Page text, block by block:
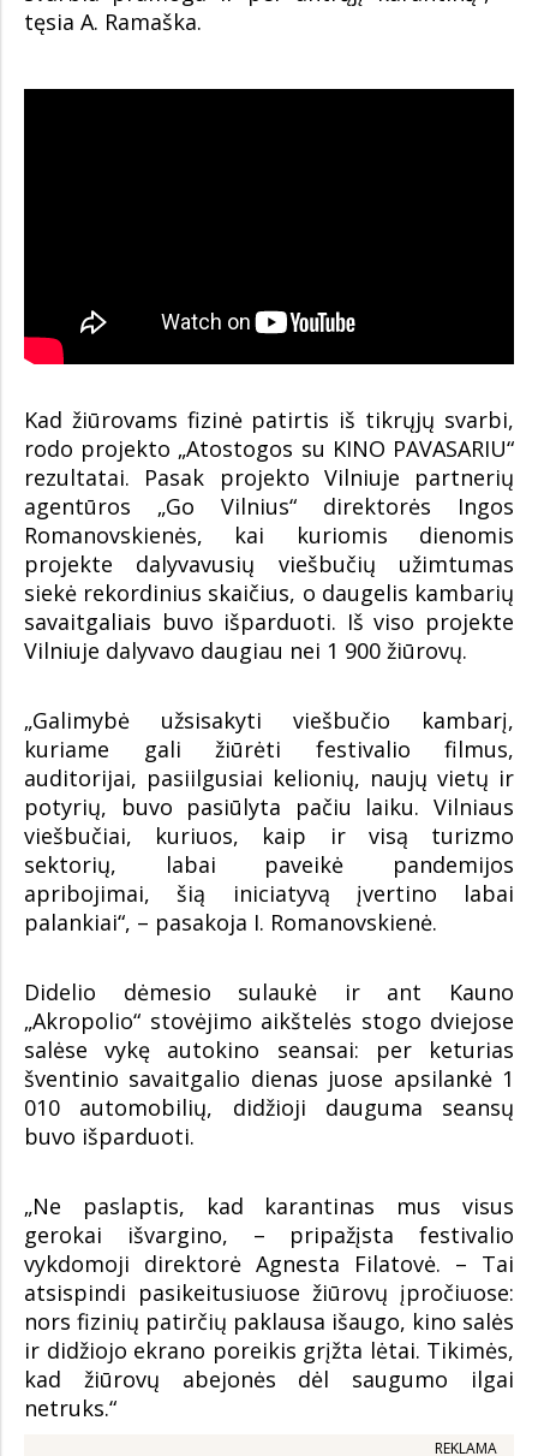
tęsia A. Ramaška.
Kad žiūrovams fizinė patirtis iš tikrųjų svarbi,
rodo projekto „Atostogos su KINO PAVASARIU“
rezultatai. Pasak projekto Vilniuje partnerių
agentūros „Go Vilnius“ direktorės Ingos
Romanovskienės, kai kuriomis dienomis
projekte dalyvavusių viešbučių užimtumas
siekė rekordinius skaičius, o daugelis kambarių
savaitgaliais buvo išparduoti. Iš viso projekte
Vilniuje dalyvavo daugiau nei 1 900 žiūrovų.
„Galimybė užsisakyti viešbučio kambarį,
kuriame gali žiūrėti festivalio filmus,
auditorijai, pasiilgusiai kelionių, naujų vietų ir
potyrių, buvo pasiūlyta pačiu laiku. Vilniaus
viešbučiai, kuriuos, kaip ir visą turizmo
sektorių, labai paveikė pandemijos
apribojimai, šią iniciatyvą įvertino labai
palankiai“, – pasakoja I. Romanovskienė.
Didelio dėmesio sulaukė ir ant Kauno
„Akropolio“ stovėjimo aikštelės stogo dviejose
salėse vykę autokino seansai: per keturias
šventinio savaitgalio dienas juose apsilankė 1
010 automobilių, didžioji dauguma seansų
buvo išparduoti.
„Ne paslaptis, kad karantinas mus visus
gerokai išvargino, – pripažįsta festivalio
vykdomoji direktorė Agnesta Filatovė. – Tai
atsispindi pasikeitusiuose žiūrovų įpročiuose:
nors fizinių patirčių paklausa išaugo, kino salės
ir didžiojo ekrano poreikis grįžta lėtai. Tikimės,
kad žiūrovų abejonės dėl saugumo ilgai
netruks.“
REKLAMA